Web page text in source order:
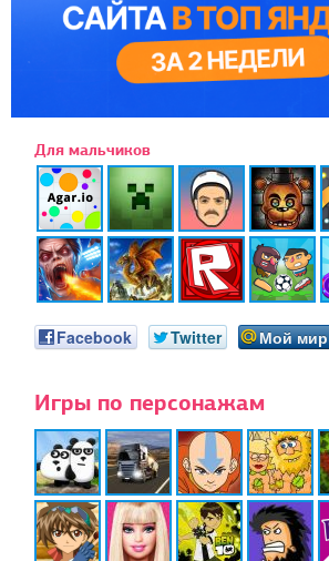
Для мальчиков
Facebook Twitter Мой мир
Игры по персонажам